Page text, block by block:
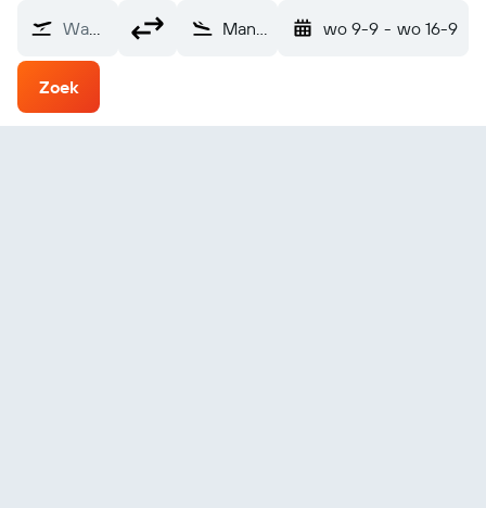
Waarvandaan? Manihi (XMH) wo 9-9 - wo 16-9
Zoek